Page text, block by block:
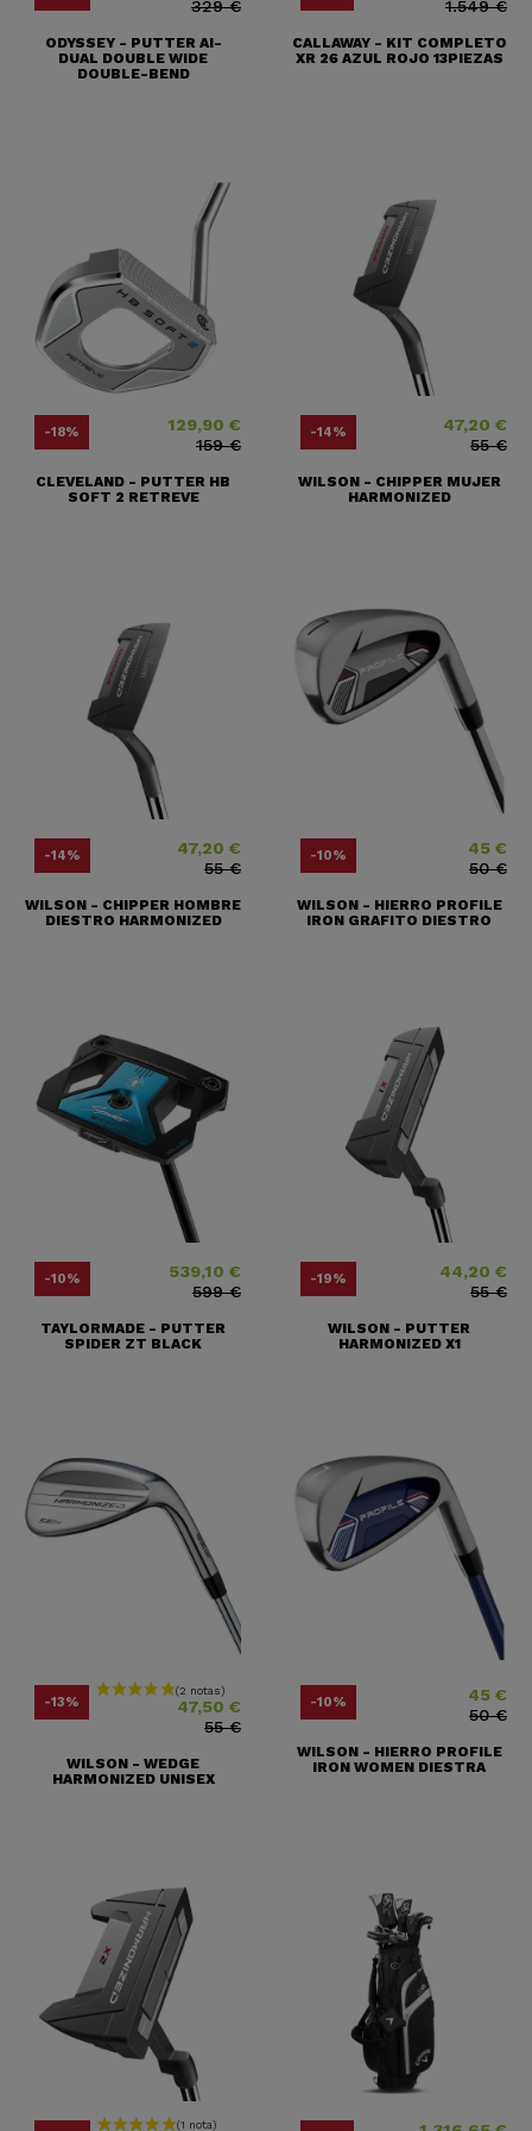
329 €
ODYSSEY - PUTTER AI-
DUAL DOUBLE WIDE
DOUBLE-BEND
1.549 €
CALLAWAY - KIT COMPLETO
XR 26 AZUL ROJO 13PIEZAS
-18% Precio129,90 €
Precio base
159 €
CLEVELAND - PUTTER HB
SOFT 2 RETREVE
-14% Precio47,20 €
Precio base
55 €
WILSON - CHIPPER MUJER
HARMONIZED
-14% Precio47,20 €
Precio base
55 €
WILSON - CHIPPER HOMBRE
DIESTRO HARMONIZED
-10% Precio45 €
Precio
50 €
WILSON - HIERRO PROFILE
IRON GRAFITO DIESTRO
-10% Precio539,10 €
Precio base
599 €
TAYLORMADE - PUTTER
SPIDER ZT BLACK
-19% Precio44,20 €
Precio base
55 €
WILSON - PUTTER
HARMONIZED X1
-13% Precio 47,50 €
Precio base
55 €
WILSON - WEDGE
HARMONIZED UNISEX
-10% Precio45 €
Precio
50 €
WILSON - HIERRO PROFILE
IRON WOMEN DIESTRA